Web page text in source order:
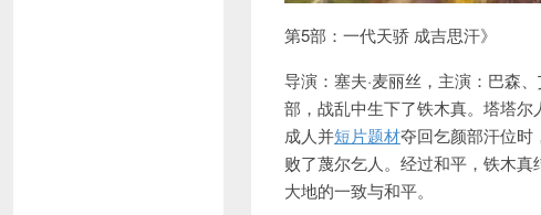
第5部：一代天骄 成吉思汗》
导演：塞夫·麦丽丝，主演：巴森
部，战乱中生下了铁木真。塔塔
成人并短片题材夺回乞颜部汗位时
败了蔑尔乞人。经过和平，铁木真
大地的一致与和平。